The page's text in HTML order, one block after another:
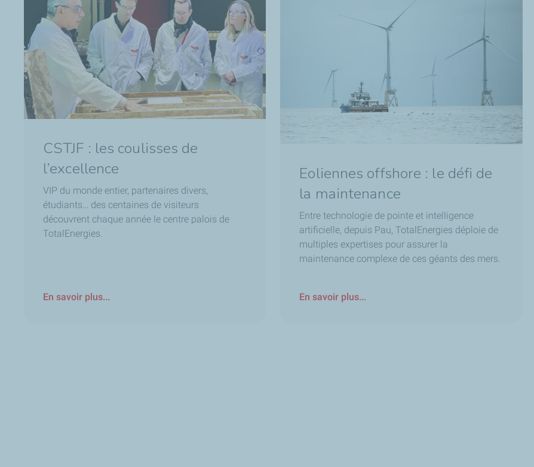
CSTJF : les coulisses de
l’excellence
VIP du monde entier, partenaires divers,
étudiants… des centaines de visiteurs
découvrent chaque année le centre palois de
TotalEnergies.
En savoir plus...
Eoliennes offshore : le défi de
la maintenance
Entre technologie de pointe et intelligence
artificielle, depuis Pau, TotalEnergies déploie de
multiples expertises pour assurer la
maintenance complexe de ces géants des mers.
En savoir plus...